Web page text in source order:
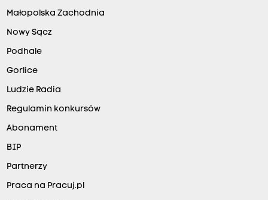
Małopolska Zachodnia
Nowy Sącz
Podhale
Gorlice
Ludzie Radia
Regulamin konkursów
Abonament
BIP
Partnerzy
Praca na Pracuj.pl